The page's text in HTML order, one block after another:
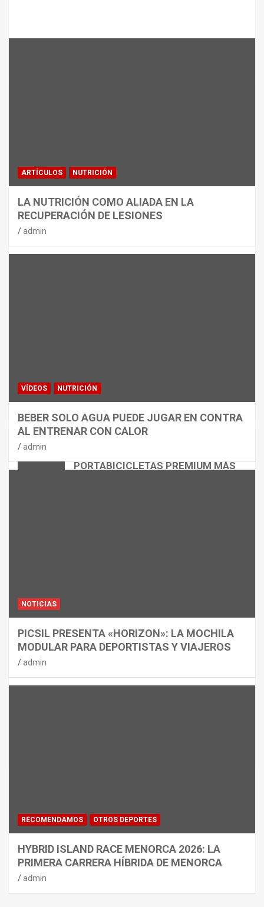
PORTABICICLETAS PREMIUM MÁS
ARTÍCULOS NUTRICIÓN
LA NUTRICIÓN COMO ALIADA EN LA
RECUPERACIÓN DE LESIONES
admin
VÍDEOS NUTRICIÓN
BEBER SOLO AGUA PUEDE JUGAR EN CONTRA
AL ENTRENAR CON CALOR
admin
NOTICIAS
PICSIL PRESENTA «HORIZON»: LA MOCHILA
MODULAR PARA DEPORTISTAS Y VIAJEROS
admin
RECOMENDAMOS OTROS DEPORTES
HYBRID ISLAND RACE MENORCA 2026: LA
PRIMERA CARRERA HÍBRIDA DE MENORCA
admin